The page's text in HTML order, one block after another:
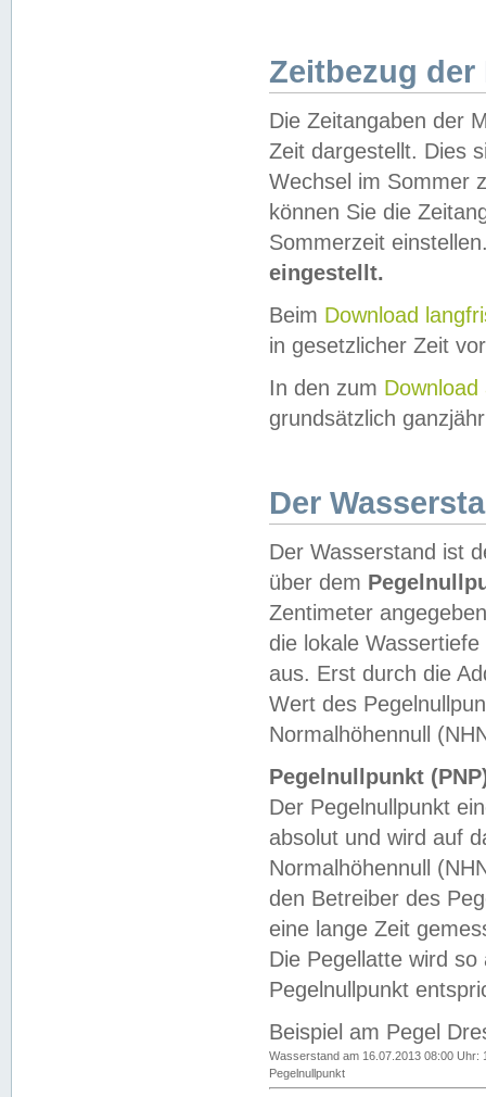
Zeitbezug der
Die Zeitangaben der
Zeit dargestellt. Dies
Wechsel im Sommer
können Sie die
Sommerzeit
eingestellt.
Beim Download
in gesetzlicher Zeit
In den zum Download
grundsätzlich
Der
Der Wasserstand ist
über dem
Zentimeter
die lokale
aus. Erst durch die
Wert des
Normalhöhennull
Pegelnullpunkt
Der Pegelnullpunkt
absolut und wird auf
Normalhöhennull
den Betreiber des
eine lange Zeit
Die Pegellatte wird
Pegelnullpunkt
Beispiel am Pegel
Wasserstand am 16.07.2013 08:00 Uhr:
Pegelnullpunkt